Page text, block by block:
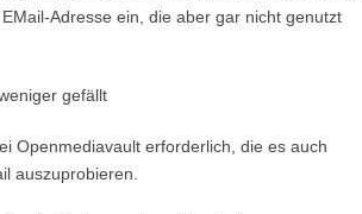
Adresse ein, die aber gar nicht genutzt
Openmediavault erforderlich, die es auch
auszuprobieren.